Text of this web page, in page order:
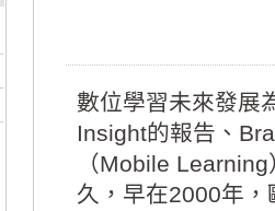
數位學習未來發展
Insight的報告、
（Mobile
久，早在2000年